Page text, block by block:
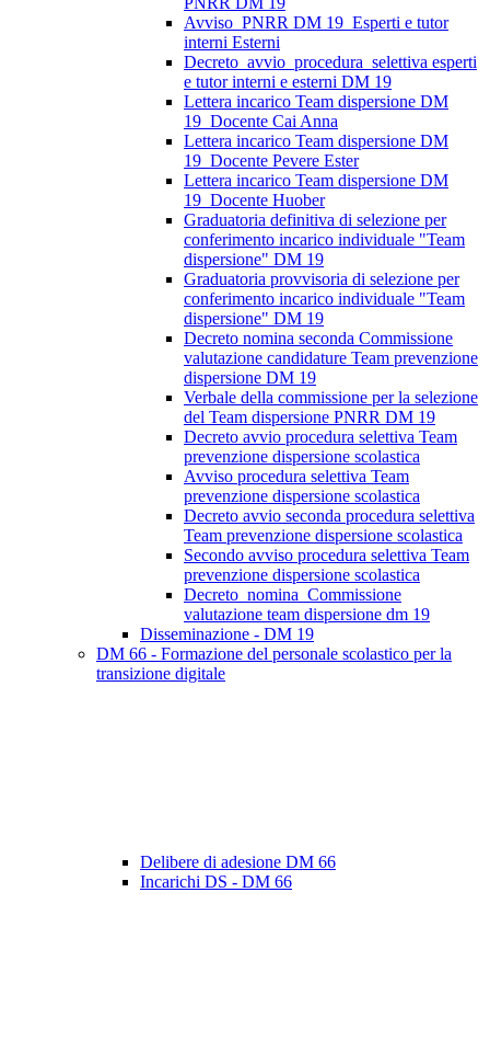
Avviso_PNRR DM 19_Esperti e tutor
interni Esterni
Decreto_avvio_procedura_selettiva esperti
e tutor interni e esterni DM 19
Lettera incarico Team dispersione DM
19_Docente Cai Anna
Lettera incarico Team dispersione DM
19_Docente Pevere Ester
Lettera incarico Team dispersione DM
19_Docente Huober
Graduatoria definitiva di selezione per
conferimento incarico individuale "Team
dispersione" DM 19
Graduatoria provvisoria di selezione per
conferimento incarico individuale "Team
dispersione" DM 19
Decreto nomina seconda Commissione
valutazione candidature Team prevenzione
dispersione DM 19
Verbale della commissione per la selezione
del Team dispersione PNRR DM 19
Decreto avvio procedura selettiva Team
prevenzione dispersione scolastica
Avviso procedura selettiva Team
prevenzione dispersione scolastica
Decreto avvio seconda procedura selettiva
Team prevenzione dispersione scolastica
Secondo avviso procedura selettiva Team
prevenzione dispersione scolastica
Decreto_nomina_Commissione
valutazione team dispersione dm 19
Disseminazione - DM 19
DM 66 - Formazione del personale scolastico per la
transizione digitale
Delibere di adesione DM 66
Incarichi DS - DM 66